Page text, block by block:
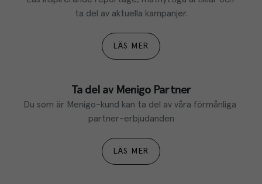
ta del av aktuella kampanjer.
LÄS MER
Ta del av Menigo Partner
Du som är Menigo-kund kan ta del av våra förmånliga
partner-erbjudanden
LÄS MER